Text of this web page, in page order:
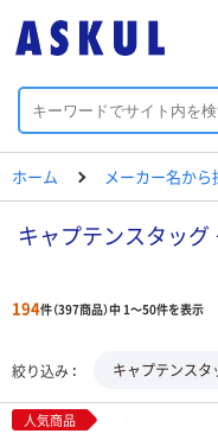
ホーム メーカー名から
キャプテンスタッグ
194件（397商品）中 1～50件を表示
絞り込み キャプテンスタ
人気商品